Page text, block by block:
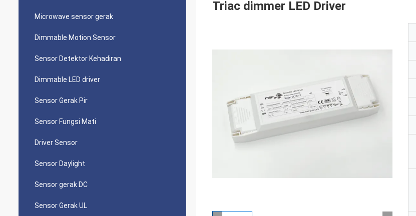
Microwave sensor gerak
Dimmable Motion Sensor
Sensor Detektor Kehadiran
Dimmable LED driver
Sensor Gerak Pir
Sensor Fungsi Mati
Driver Sensor
Sensor Daylight
Sensor gerak DC
Sensor Gerak UL
Triac dimmer LED Driver